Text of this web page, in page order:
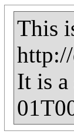
This
It is a